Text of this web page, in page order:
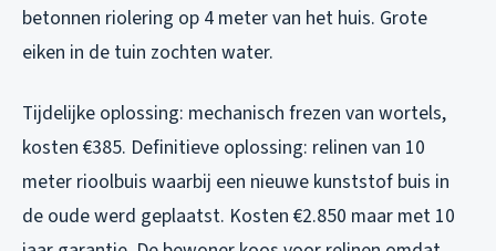
betonnen riolering op 4 meter van het huis. Grote
eiken in de tuin zochten water.
Tijdelijke oplossing: mechanisch frezen van wortels,
kosten €385. Definitieve oplossing: relinen van 10
meter rioolbuis waarbij een nieuwe kunststof buis in
de oude werd geplaatst. Kosten €2.850 maar met 10